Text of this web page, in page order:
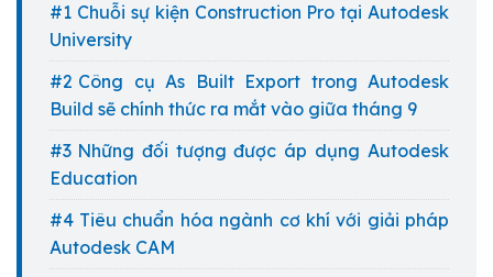
Chuỗi sự kiện Construction Pro tại Autodesk
University
Công cụ As Built Export trong Autodesk
Build sẽ chính thức ra mắt vào giữa tháng 9
Những đối tượng được áp dụng Autodesk
Education
Tiêu chuẩn hóa ngành cơ khí với giải pháp
Autodesk CAM